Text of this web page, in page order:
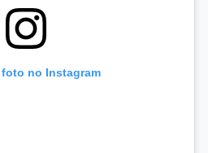
foto no Instagram